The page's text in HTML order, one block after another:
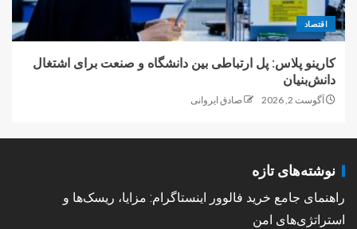
اقتصاد
کارینو پلاس: پل ارتباطی بین دانشگاه و صنعت برای اشتغال
دانش‌بنیان
آگوست 2, 2026 صادق ایروانی
نوشته‌های تازه
راهنمای جامع خرید فالوور اینستاگرام: مزایا، ریسک‌ها و
استراتژی‌های امن